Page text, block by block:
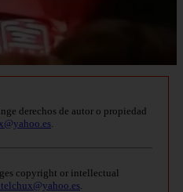
derechos de autor o propiedad
copyright or intellectual